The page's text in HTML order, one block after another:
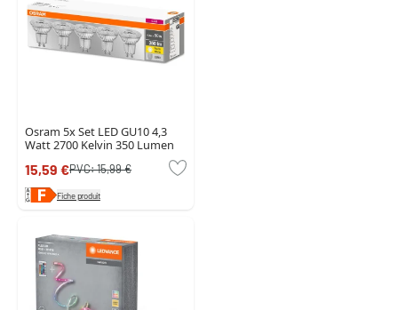
Osram 5x Set LED GU10 4,3
Watt 2700 Kelvin 350 Lumen
15,59 €PVC:15,99 €
Fiche produit